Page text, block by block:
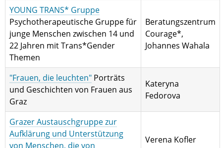
YOUNG TRANS* Gruppe
Psychotherapeutische Gruppe für
junge Menschen zwischen 14 und
22 Jahren mit Trans*Gender
Themen
Beratungszentrum
Courage*,
Johannes Wahala
"Frauen, die leuchten" Porträts
und Geschichten von Frauen aus
Graz
Kateryna
Fedorova
Grazer Austauschgruppe zur
Aufklärung und Unterstützung
von Menschen, die von
Verena Kofler